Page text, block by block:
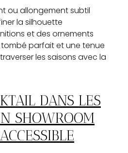
ou allongement subtil
la silhouette
et des ornements
parfait et une tenue
les saisons avec la
DANS LES
SHOWROOM